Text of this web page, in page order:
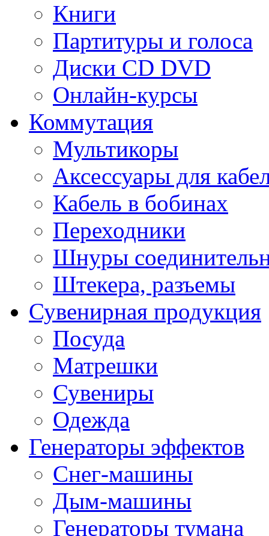
Книги
Партитуры и голоса
Диски CD DVD
Онлайн-курсы
Коммутация
Мультикоры
Аксессуары для
Кабель в бобинах
Переходники
Шнуры
Штекера, разъемы
Сувенирная продукция
Посуда
Матрешки
Сувениры
Одежда
Генераторы эффектов
Снег-машины
Дым-машины
Генераторы тумана